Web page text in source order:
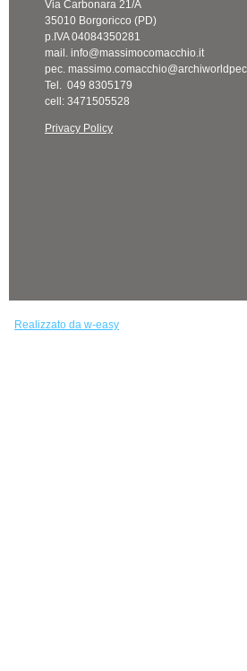
Via Carbonara 21/A
35010 Borgoricco (PD)
p.IVA 04084350281
mail. info@massimocomacchio.it
pec.
Tel. 049 8305179
cell: 3471505528
Privacy Policy
Realizzato da w-easy